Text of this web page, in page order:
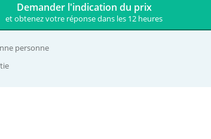
Demander l'indication du prix
et obtenez votre réponse dans les 12 heures
personne